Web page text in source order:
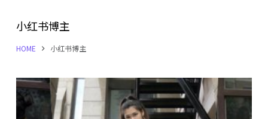
o
c
n
t
小红书博主
HOME 小红书博主